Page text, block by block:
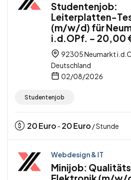
Studentenjob:
Leiterplatten-
(m/w/d) für
i.d.OPf. – 20,00
92305 Neumarkt
Deutschland
02/08/2026
Studentenjob
20Euro - 20Euro / Stunde
Webdesign & IT
Minijob: